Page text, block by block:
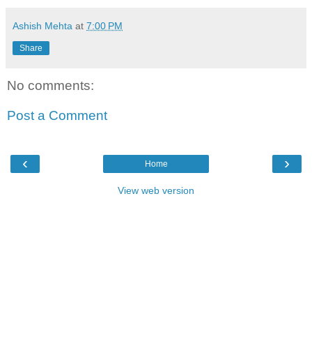
Ashish Mehta at 7:00 PM
Share
No comments:
Post a Comment
‹ ›
Home
View web version